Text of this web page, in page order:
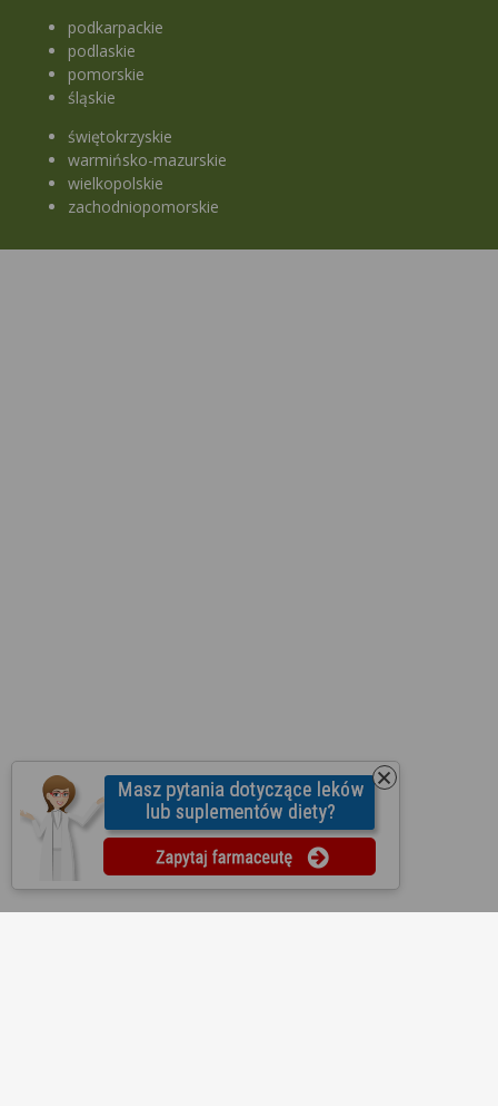
podkarpackie
podlaskie
pomorskie
śląskie
świętokrzyskie
warmińsko-mazurskie
wielkopolskie
zachodniopomorskie